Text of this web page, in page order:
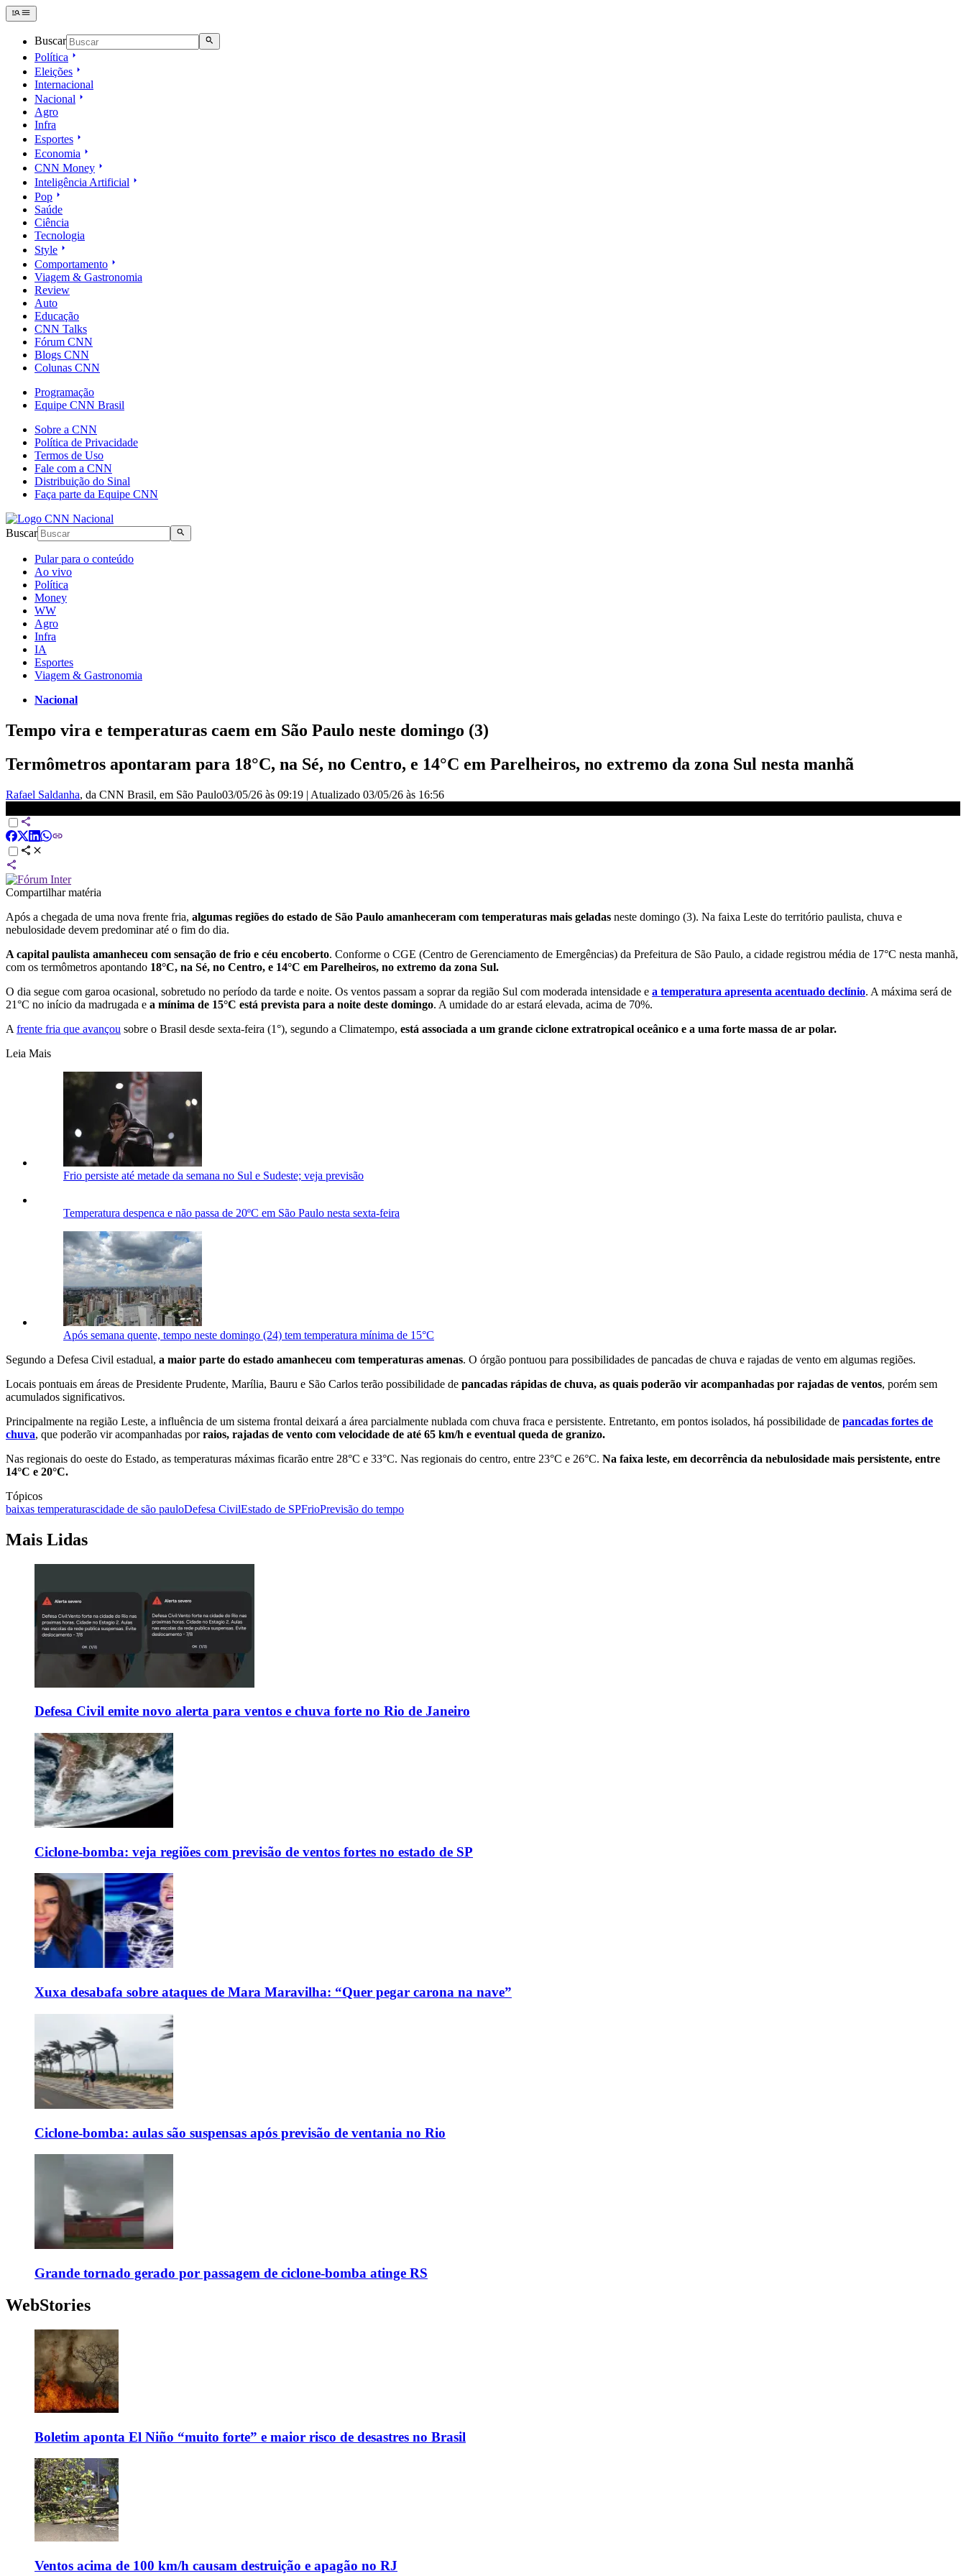
Buscar
Política
Eleições
Internacional
Nacional
Agro
Infra
Esportes
Economia
CNN Money
Inteligência Artificial
Pop
Saúde
Ciência
Tecnologia
Style
Comportamento
Viagem & Gastronomia
Review
Auto
Educação
CNN Talks
Fórum CNN
Blogs CNN
Colunas CNN
Programação
Equipe CNN Brasil
Sobre a CNN
Política de Privacidade
Termos de Uso
Fale com a CNN
Distribuição do Sinal
Faça parte da Equipe CNN
Buscar
Pular para o conteúdo
Ao vivo
Política
Money
WW
Agro
Infra
IA
Esportes
Viagem & Gastronomia
Nacional
Tempo vira e temperaturas caem em São Paulo neste domingo (3)
Termômetros apontaram para 18°C, na Sé, no Centro, e 14°C em Parelheiros, no extremo da zona Sul nesta manhã
Rafael Saldanha, da CNN Brasil, em São Paulo03/05/26 às 09:19 | Atualizado 03/05/26 às 16:56
Compartilhar matéria
Após a chegada de uma nova frente fria, algumas regiões do estado de São Paulo amanheceram com temperaturas mais geladas neste domingo (3). Na faixa Leste do território paulista, chuva e
nebulosidade devem predominar até o fim do dia.
A capital paulista amanheceu com sensação de frio e céu encoberto. Conforme o CGE (Centro de Gerenciamento de Emergências) da Prefeitura de São Paulo, a cidade registrou média de 17°C nesta manhã,
com os termômetros apontando 18°C, na Sé, no Centro, e 14°C em Parelheiros, no extremo da zona Sul.
O dia segue com garoa ocasional, sobretudo no período da tarde e noite. Os ventos passam a soprar da região Sul com moderada intensidade e a temperatura apresenta acentuado declínio. A máxima será de
21°C no início da madrugada e a mínima de 15°C está prevista para a noite deste domingo. A umidade do ar estará elevada, acima de 70%.
A frente fria que avançou sobre o Brasil desde sexta-feira (1°), segundo a Climatempo, está associada a um grande ciclone extratropical oceânico e a uma forte massa de ar polar.
Leia Mais
Frio persiste até metade da semana no Sul e Sudeste; veja previsão
Temperatura despenca e não passa de 20ºC em São Paulo nesta sexta-feira
Após semana quente, tempo neste domingo (24) tem temperatura mínima de 15°C
Segundo a Defesa Civil estadual, a maior parte do estado amanheceu com temperaturas amenas. O órgão pontuou para possibilidades de pancadas de chuva e rajadas de vento em algumas regiões.
Locais pontuais em áreas de Presidente Prudente, Marília, Bauru e São Carlos terão possibilidade de pancadas rápidas de chuva, as quais poderão vir acompanhadas por rajadas de ventos, porém sem
acumulados significativos.
Principalmente na região Leste, a influência de um sistema frontal deixará a área parcialmente nublada com chuva fraca e persistente. Entretanto, em pontos isolados, há possibilidade de pancadas fortes de
chuva, que poderão vir acompanhadas porraios, rajadas de vento com velocidade de até 65 km/h e eventual queda de granizo.
Nas regionais do oeste do Estado, as temperaturas máximas ficarão entre 28°C e 33°C. Nas regionais do centro, entre 23°C e 26°C. Na faixa leste, em decorrência da nebulosidade mais persistente, entre
14°C e 20°C.
Tópicos
baixas temperaturascidade de são pauloDefesa CivilEstado de SPFrioPrevisão do tempo
Mais Lidas
Defesa Civil emite novo alerta para ventos e chuva forte no Rio de Janeiro
Ciclone-bomba: veja regiões com previsão de ventos fortes no estado de SP
Xuxa desabafa sobre ataques de Mara Maravilha: “Quer pegar carona na nave”
Ciclone-bomba: aulas são suspensas após previsão de ventania no Rio
Grande tornado gerado por passagem de ciclone-bomba atinge RS
WebStories
Boletim aponta El Niño “muito forte” e maior risco de desastres no Brasil
Ventos acima de 100 km/h causam destruição e apagão no RJ